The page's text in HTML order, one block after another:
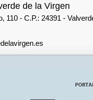
de la Virgen
110 - C.P.: 24391 -